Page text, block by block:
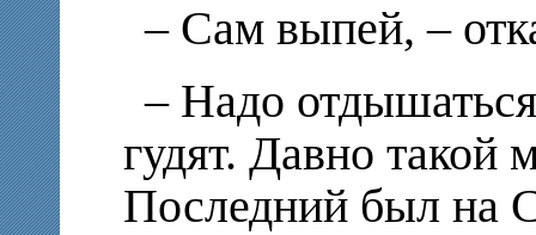
– Сам выпей, –
– Надо
гудят. Давно такой
Последний был на